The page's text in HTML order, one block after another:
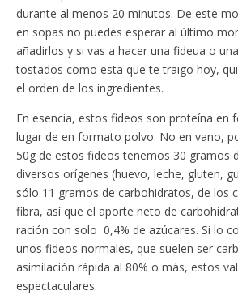
durante al menos 20 minutos. De este
en sopas no puedes esperar al último
añadirlos y si vas a hacer una fideua o
tostados como esta que te traigo hoy,
el orden de los ingredientes.
En esencia, estos fideos son proteína en
lugar de en formato polvo. No en vano,
50g de estos fideos tenemos 30 gramos
diversos orígenes (huevo, leche, gluten,
sólo 11 gramos de carbohidratos, de los
fibra, así que el aporte neto de
ración con solo 0,4% de azúcares. Si lo
unos fideos normales, que suelen ser
asimilación rápida al 80% o más, estos
espectaculares.